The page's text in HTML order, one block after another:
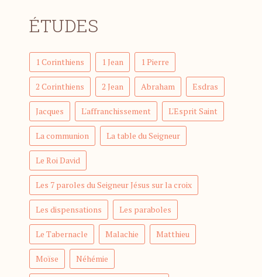
ÉTUDES
1 Corinthiens 1 Jean 1 Pierre
2 Corinthiens 2 Jean Abraham Esdras
Jacques L'affranchissement L'Esprit Saint
La communion La table du Seigneur
Le Roi David
Les 7 paroles du Seigneur Jésus sur la croix
Les dispensations Les paraboles
Le Tabernacle Malachie Matthieu
Moïse Néhémie